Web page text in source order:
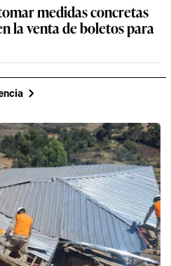
medidas concretas
la venta de boletos para